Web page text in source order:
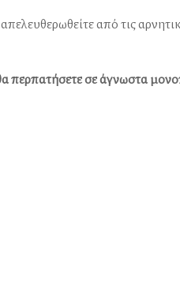
από τις
περπατήσετε σε άγνωστα